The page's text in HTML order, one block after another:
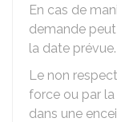
En cas de
demande
la date prévue.
Le non
force ou par
dans une